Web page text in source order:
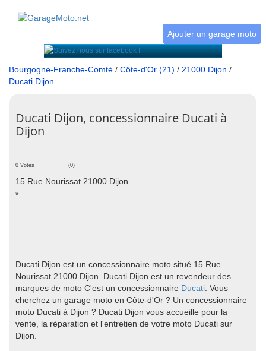
Ajouter un garage moto
Bourgogne-Franche-Comté / Côte-d'Or (21) / 21000 Dijon /
Ducati Dijon
Ducati Dijon, concessionnaire Ducati à
Dijon
0 Votes (0)
15 Rue Nourissat 21000 Dijon
*
Ducati Dijon est un concessionnaire moto situé 15 Rue
Nourissat 21000 Dijon. Ducati Dijon est un revendeur des
marques de moto C'est un concessionnaire Ducati. Vous
cherchez un garage moto en Côte-d'Or ? Un concessionnaire
moto Ducati à Dijon ? Ducati Dijon vous accueille pour la
vente, la réparation et l'entretien de votre moto Ducati sur
Dijon.